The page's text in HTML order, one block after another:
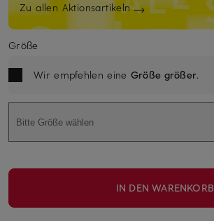
Zu allen Aktionsartikeln
Größe
Wir empfehlen eine Größe größer.
Bitte Größe wählen
IN DEN WARENKORB